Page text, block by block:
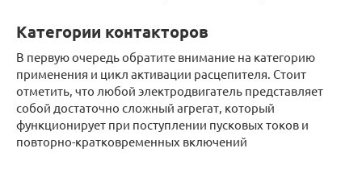
Категории контакторов
В первую очередь обратите внимание на категорию
применения и цикл активации расцепителя. Стоит
отметить, что любой электродвигатель представляет
собой достаточно сложный агрегат, который
функционирует при поступлении пусковых токов и
повторно-кратковременных включений